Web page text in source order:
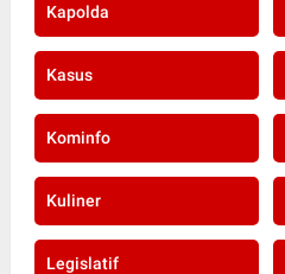
Kapolda
Kasus
Kominfo
Kuliner
Legislatif